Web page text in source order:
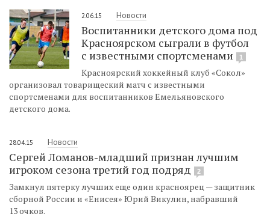
2.06.15 Новости
Воспитанники детского дома под
Красноярском сыграли в футбол
с известными спортсменами
1
Красноярский хоккейный клуб «Сокол»
организовал товарищеский матч с известными
спортсменами для воспитанников Емельяновского
детского дома.
28.04.15 Новости
Сергей Ломанов-младший признан лучшим
игроком сезона третий год подряд
2
Замкнул пятерку лучших еще один красноярец — защитник
сборной России и «Енисея» Юрий Викулин, набравший
13 очков.